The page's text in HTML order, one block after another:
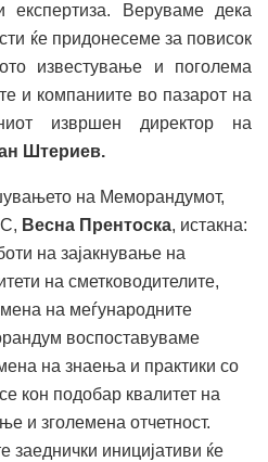
Веруваме дека
ќе придонесеме за повисок
известување и поголема
и компаниите во пазарот на
извршен директор на
Штериев.
на Меморандумот,
Весна Прентоска, истакна:
на зајакнување на
на сметководителите,
на меѓународните
воспоставуваме
на знаења и практики со
кон подобар квалитет на
и зголемена отчетност.
заеднички иницијативи ќе